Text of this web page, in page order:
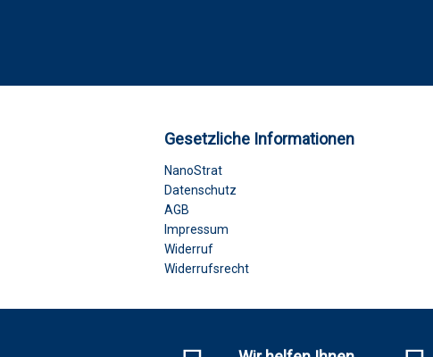
Gesetzliche Informationen
NanoStrat
Datenschutz
AGB
Impressum
Widerruf
Widerrufsrecht